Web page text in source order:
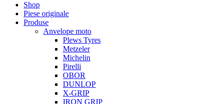
Shop
Piese originale
Produse
Anvelope moto
Plews Tyres
Metzeler
Michelin
Pirelli
OBOR
DUNLOP
X-GRIP
IRON GRIP